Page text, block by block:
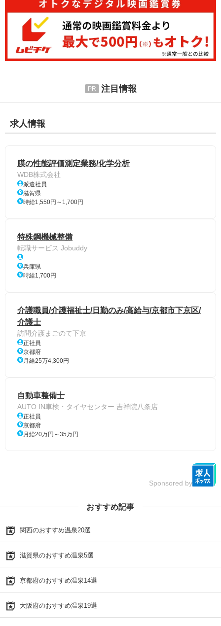
注目情報
求人情報
膜の性能評価測定業務/化学分析
WDB株式会社
派遣社員
滋賀県
時給1,550円～1,700円
特殊鋼機械整備
転職サービス Jobuddy
兵庫県
時給1,700円
介護職員/介護福祉士/日勤のみ/高給与/京都市下京区/
介護士
訪問介護まごのて下京
正社員
京都府
月給25万4,300円
自動車整備士
AUTO IN車検・タイヤセンター 吉祥院八条店
正社員
京都府
月給20万円～35万円
Sponsored by
おすすめ記事
関西のおすすめ温泉20選
滋賀県のおすすめ温泉5選
京都府のおすすめ温泉14選
大阪府のおすすめ温泉19選